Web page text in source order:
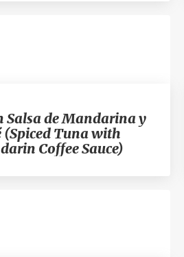
Salsa de Mandarina y
(Spiced Tuna with
Coffee Sauce)